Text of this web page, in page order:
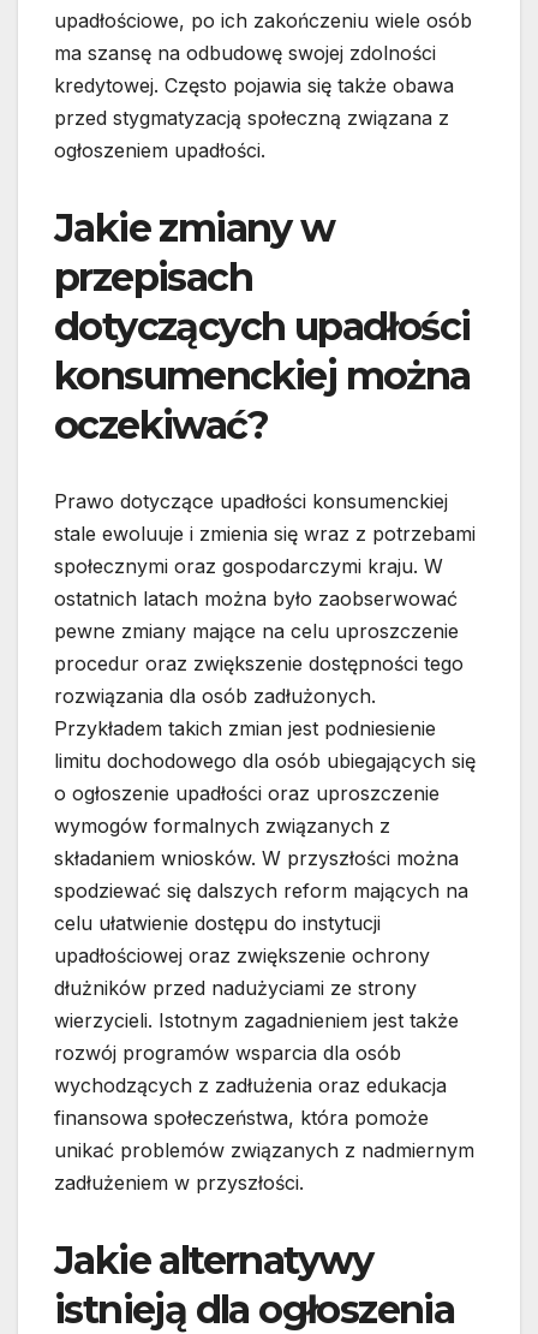
upadłościowe, po ich zakończeniu wiele osób
ma szansę na odbudowę swojej zdolności
kredytowej. Często pojawia się także obawa
przed stygmatyzacją społeczną związana z
ogłoszeniem upadłości.
Jakie zmiany w
przepisach
dotyczących upadłości
konsumenckiej można
oczekiwać?
Prawo dotyczące upadłości konsumenckiej
stale ewoluuje i zmienia się wraz z potrzebami
społecznymi oraz gospodarczymi kraju. W
ostatnich latach można było zaobserwować
pewne zmiany mające na celu uproszczenie
procedur oraz zwiększenie dostępności tego
rozwiązania dla osób zadłużonych.
Przykładem takich zmian jest podniesienie
limitu dochodowego dla osób ubiegających się
o ogłoszenie upadłości oraz uproszczenie
wymogów formalnych związanych z
składaniem wniosków. W przyszłości można
spodziewać się dalszych reform mających na
celu ułatwienie dostępu do instytucji
upadłościowej oraz zwiększenie ochrony
dłużników przed nadużyciami ze strony
wierzycieli. Istotnym zagadnieniem jest także
rozwój programów wsparcia dla osób
wychodzących z zadłużenia oraz edukacja
finansowa społeczeństwa, która pomoże
unikać problemów związanych z nadmiernym
zadłużeniem w przyszłości.
Jakie alternatywy
istnieją dla ogłoszenia